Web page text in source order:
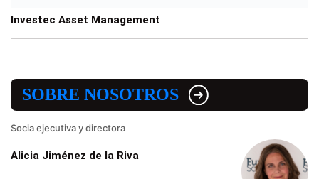
Investec Asset Management
SOBRE NOSOTROS
Socia ejecutiva y directora
Alicia Jiménez de la Riva